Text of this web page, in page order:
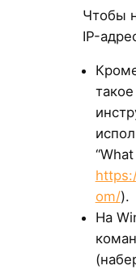
Чтобы
IP-
om/).
На